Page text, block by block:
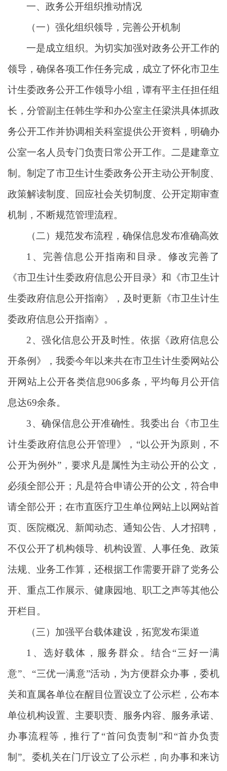
一、政务公开组织推动情况
（一）强化组织领导，完善公开机制
一是成立组织。为切实加强对政务公开工作的
领导，确保各项工作任务完成，成立了怀化市卫生
计生委政务公开工作领导小组，谭有平主任担任组
长，分管副主任韩生学和办公室主任梁洪具体抓政
务公开工作并协调相关科室提供公开资料，明确办
公室一名人员专门负责日常公开工作。二是建章立
制。制定了市卫生计生委政务公开主动公开制度、
政策解读制度、回应社会关切制度、公开定期审查
机制，不断规范管理流程。
（二）规范发布流程，确保信息发布准确高效
1、完善信息公开指南和目录。修改完善了
《市卫生计生委政府信息公开目录》和《市卫生计
生委政府信息公开指南》，及时更新《市卫生计生
委政府信息公开指南》。
2、强化信息公开及时性。依据《政府信息公
开条例》，我委今年以来共在市卫生计生委网站公
开网站上公开各类信息906多条，平均每月公开信
息达69余条。
3、确保信息公开准确性。我委出台《市卫生
计生委政府信息公开管理》，“以公开为原则，不
公开为例外”，要求凡是属性为主动公开的公文，
必须全部公开；凡是符合申请公开的公文，符合申
请全部公开；在市直医疗卫生单位网站上以网站首
页、医院概况、新闻动态、通知公告、人才招聘，
不仅公开了机构领导、机构设置、人事任免、政策
法规、业务工作算，还根据工作需要开辟了党务公
开、重点工作展示、健康园地、职工之声等其他公
开栏目。
（三）加强平台载体建设，拓宽发布渠道
1、选好载体，服务群众。结合“三好一满
意”、“三优一满意”活动，为方便群众办事，委机
关和直属各单位在醒目位置设立了公示栏，公布本
单位机构设置、主要职责、服务内容、服务承诺、
办事流程等，推行了“首问负责制”和“首办负责
制”。委机关在门厅设立了公示栏，向办事和来访